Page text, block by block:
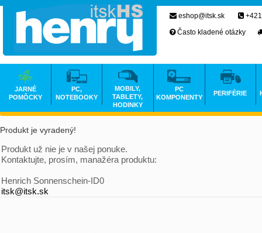
Produkt je vyradený!
Produkt už nie je v našej ponuke.
Kontaktujte, prosím, manažéra produktu:
Henrich Sonnenschein-ID0
itsk@itsk.sk
eshop@itsk.sk
Často kladené otázky
JARNÉ
POMÔCKY
PC,
NOTEBOOKY
MOBILY,
TABLETY,
HODINKY
PC
KOMPONENTY
PERIFÉRIE